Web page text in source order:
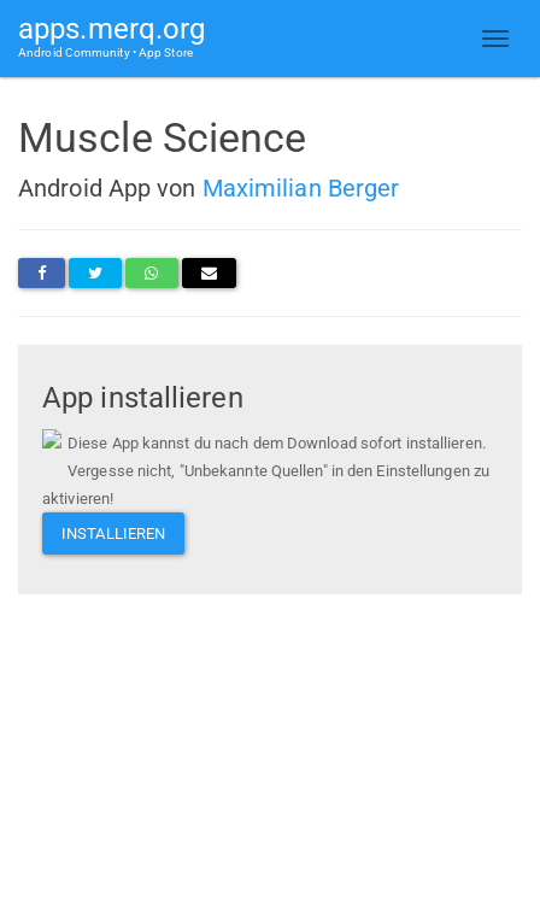
apps.merq.org
Android Community • App Store
Muscle Science
Android App von Maximilian Berger
App installieren
Diese App kannst du nach dem Download sofort installieren.
Vergesse nicht, "Unbekannte Quellen" in den Einstellungen zu
aktivieren!
INSTALLIEREN